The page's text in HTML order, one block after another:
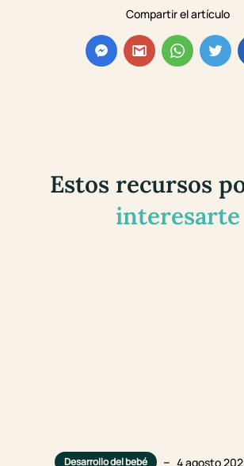
Compartir el artículo
Estos recursos
interesarte
Desarrollo del bebé – 4 agosto